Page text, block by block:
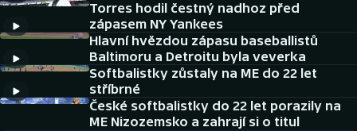
Cyklistika
DALŠÍ SPORTY
Americký fotbal
Baseball a softbal
NEPŘEHLÉDNĚTE
Torres hodil čestný nadhoz před
zápasem NY Yankees
Hlavní hvězdou zápasu baseballistů
Baltimoru a Detroitu byla veverka
Softbalistky zůstaly na ME do 22 let
stříbrné
České softbalistky do 22 let porazily na
ME Nizozemsko a zahrají si o titul